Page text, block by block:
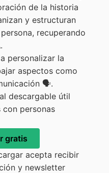
de la historia
y estructuran
recuperando
personalizar la
aspectos como
🗣️.
descargable útil
con personas
gratis
acepta recibir
y newsletter